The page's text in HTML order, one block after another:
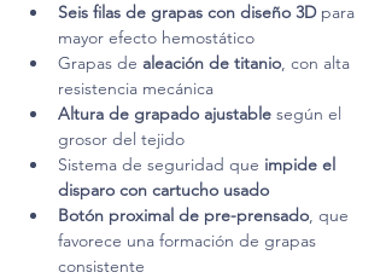
Seis filas de grapas con diseño 3D para
mayor efecto hemostático
Grapas de aleación de titanio, con alta
resistencia mecánica
Altura de grapado ajustable según el
grosor del tejido
Sistema de seguridad que impide el
disparo con cartucho usado
Botón proximal de pre-prensado, que
favorece una formación de grapas
consistente